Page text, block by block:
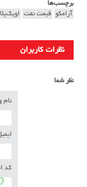
برچسب‌ها
آرامکو
قیمت نفت
نظرات کاربران
نظر شما
نام
کد